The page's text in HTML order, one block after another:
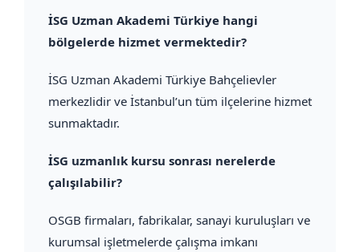
İSG Uzman Akademi Türkiye hangi
bölgelerde hizmet vermektedir?
İSG Uzman Akademi Türkiye Bahçelievler
merkezlidir ve İstanbul’un tüm ilçelerine hizmet
sunmaktadır.
İSG uzmanlık kursu sonrası nerelerde
çalışılabilir?
OSGB firmaları, fabrikalar, sanayi kuruluşları ve
kurumsal işletmelerde çalışma imkanı